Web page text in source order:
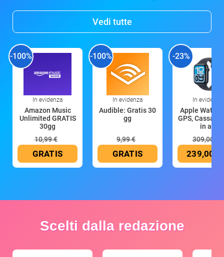
Vedi tutte
-100%
In evidenza
Amazon Music
Unlimited GRATIS
30gg
10,99 €
GRATIS
-100%
In evidenza
Audible: Gratis 30
gg
9,99 €
GRATIS
-23%
In evidenza
Apple Watch
GPS, Cassa
in all
309,00 €
239,00 €
Scelti dalla redazione